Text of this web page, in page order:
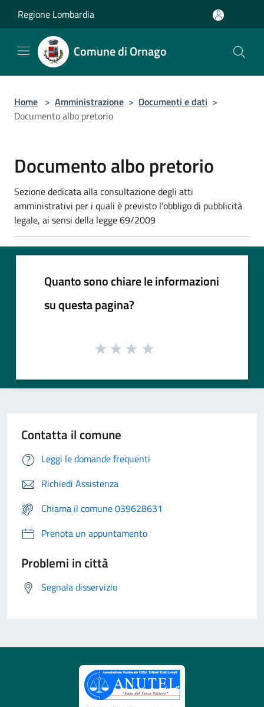
Regione Lombardia
Comune di Ornago
Home > Amministrazione > Documenti e dati >
Documento albo pretorio
Documento albo pretorio
Sezione dedicata alla consultazione degli atti
amministrativi per i quali è previsto l'obbligo di pubblicità
legale, ai sensi della legge 69/2009
Quanto sono chiare le informazioni
su questa pagina?
Contatta il comune
Leggi le domande frequenti
Richiedi Assistenza
Chiama il comune 039628631
Prenota un appuntamento
Problemi in città
Segnala disservizio